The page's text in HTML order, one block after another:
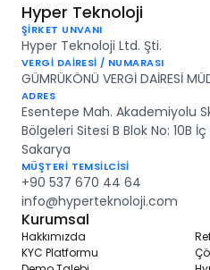
Hyper Teknoloji
ŞİRKET UNVANI
Hyper Teknoloji Ltd. Şti.
VERGİ DAİRESİ / NUMARASI
GÜMRÜKÖNÜ VERGİ DAİRESİ
ADRES
Esentepe Mah. Akademiyolu
Bölgeleri Sitesi B Blok No: 10B
Sakarya
MÜŞTERİ TEMSİLCİSİ
+90 537 670 44 64
info@hyperteknoloji.com
Kurumsal
Hakkımızda
KYC Platformu